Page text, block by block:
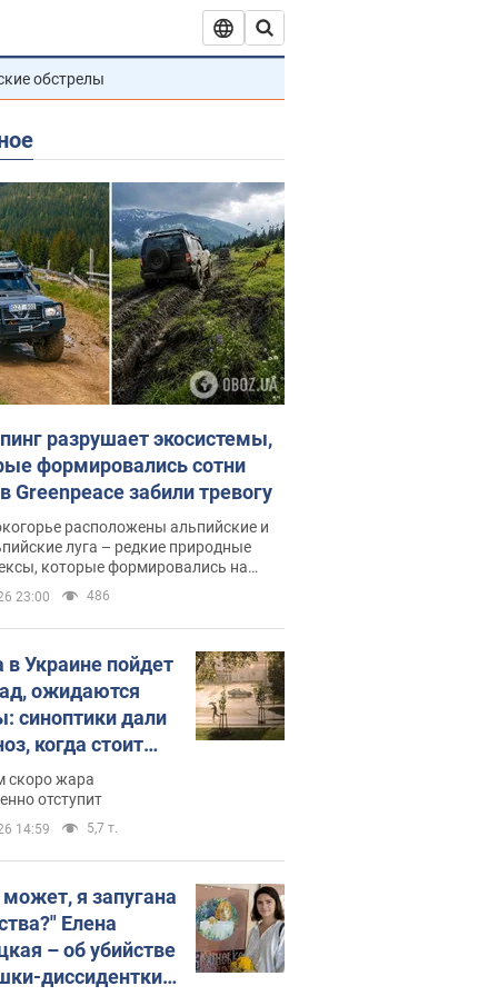
обстрелы
разрушает экосистемы,
формировались сотни
Greenpeace забили тревогу
расположены альпийские и
луга – редкие природные
которые формировались на
сотен лет
23:00 486
Украине пойдет
ожидаются
синоптики дали
когда стоит
изменения
скоро жара
отступит
14:59 5,7 т.
я запугана
Елена
– об убийстве
диссидентки